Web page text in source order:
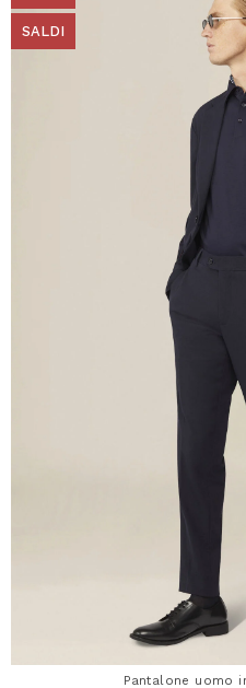
SALDI
Pantalone uomo